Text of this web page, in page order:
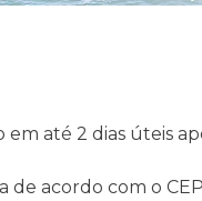
até 2 dias úteis
de acordo com o